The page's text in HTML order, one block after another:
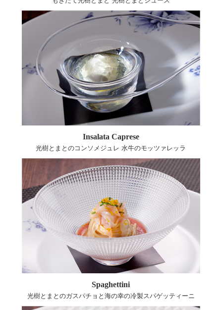
Insalata Caprese
光樹とまとのコンソメジュレ 水牛のモッツァレッラ
Spaghettini
光樹とまとのガスパチョと海の幸の冷製スパゲッティーニ